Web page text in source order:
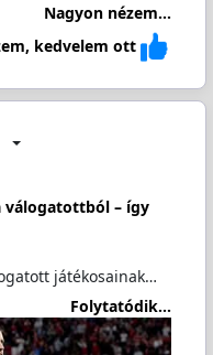
Nagyon nézem...
kedvelem ott
válogatottból – így
játékosainak…
Folytatódik...